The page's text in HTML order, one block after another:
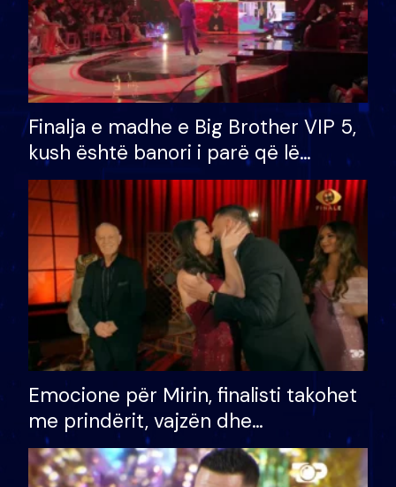
Finalja e madhe e Big Brother VIP 5,
kush është banori i parë që lë
shtëpinë dhe humb mundësinë për
të fituar çmimin e madh
Emocione për Mirin, finalisti takohet
me prindërit, vajzën dhe
bashkëshorten: S’kemi ndonjë letër
divorci apo jo?